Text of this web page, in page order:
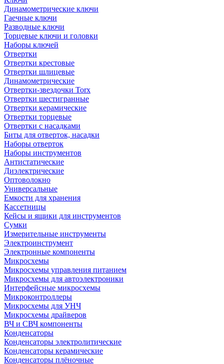
Динамометрические ключи
Гаечные ключи
Разводные ключи
Торцевые ключи и головки
Наборы ключей
Отвертки
Отвертки крестовые
Отвертки шлицевые
Динамометрические
Отвертки-звездочки Torx
Отвертки шестигранные
Отвертки керамические
Отвертки торцевые
Отвертки с насадками
Биты для отверток, насадки
Наборы отверток
Наборы инструментов
Антистатические
Диэлектрические
Оптоволокно
Универсальные
Емкости для хранения
Кассетницы
Кейсы и ящики для инструментов
Сумки
Измерительные инструменты
Электроинструмент
Электронные компоненты
Микросхемы
Микросхемы управления питанием
Микросхемы для автоэлектроники
Интерфейсные микросхемы
Микроконтроллеры
Микросхемы для УНЧ
Микросхемы драйверов
ВЧ и СВЧ компоненты
Конденсаторы
Конденсаторы электролитические
Конденсаторы керамические
Конденсаторы плёночные